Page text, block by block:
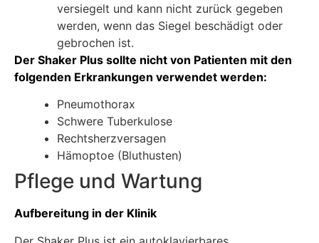
versiegelt und kann nicht zurück gegeben
werden, wenn das Siegel beschädigt oder
gebrochen ist.
Der Shaker Plus sollte nicht von Patienten mit den
folgenden Erkrankungen verwendet werden:
Pneumothorax
Schwere Tuberkulose
Rechtsherzversagen
Hämoptoe (Bluthusten)
Pflege und Wartung
Aufbereitung in der Klinik